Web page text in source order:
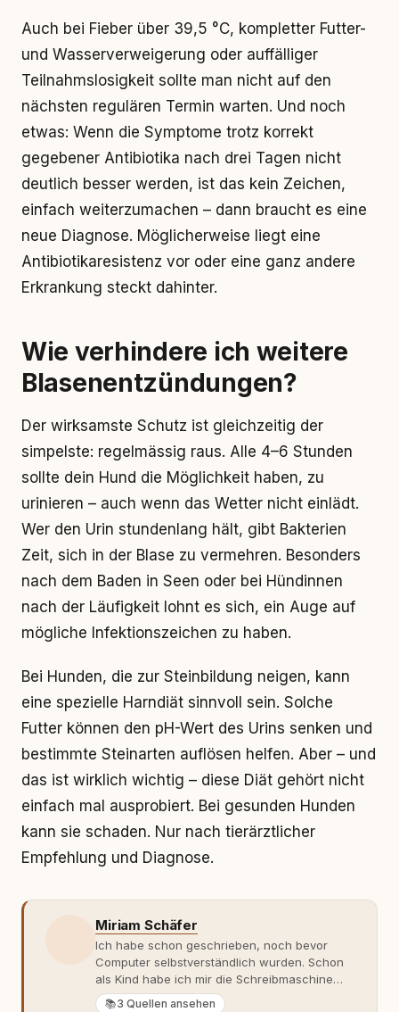
Auch bei Fieber über 39,5 °C, kompletter Futter-
und Wasserverweigerung oder auffälliger
Teilnahmslosigkeit sollte man nicht auf den
nächsten regulären Termin warten. Und noch
etwas: Wenn die Symptome trotz korrekt
gegebener Antibiotika nach drei Tagen nicht
deutlich besser werden, ist das kein Zeichen,
einfach weiterzumachen – dann braucht es eine
neue Diagnose. Möglicherweise liegt eine
Antibiotikaresistenz vor oder eine ganz andere
Erkrankung steckt dahinter.
Wie verhindere ich weitere
Blasenentzündungen?
Der wirksamste Schutz ist gleichzeitig der
simpelste: regelmässig raus. Alle 4–6 Stunden
sollte dein Hund die Möglichkeit haben, zu
urinieren – auch wenn das Wetter nicht einlädt.
Wer den Urin stundenlang hält, gibt Bakterien
Zeit, sich in der Blase zu vermehren. Besonders
nach dem Baden in Seen oder bei Hündinnen
nach der Läufigkeit lohnt es sich, ein Auge auf
mögliche Infektionszeichen zu haben.
Bei Hunden, die zur Steinbildung neigen, kann
eine spezielle Harndiät sinnvoll sein. Solche
Futter können den pH-Wert des Urins senken und
bestimmte Steinarten auflösen helfen. Aber – und
das ist wirklich wichtig – diese Diät gehört nicht
einfach mal ausprobiert. Bei gesunden Hunden
kann sie schaden. Nur nach tierärztlicher
Empfehlung und Diagnose.
Miriam Schäfer
Ich habe schon geschrieben, noch bevor
Computer selbstverständlich wurden. Schon
als Kind habe ich mir die Schreibmaschine
meiner Eltern geschnappt und drauflos
📚3 Quellen ansehen